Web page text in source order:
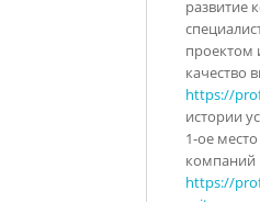
развитие
проектом
качество
https://
истории
1-ое
компаний
https://